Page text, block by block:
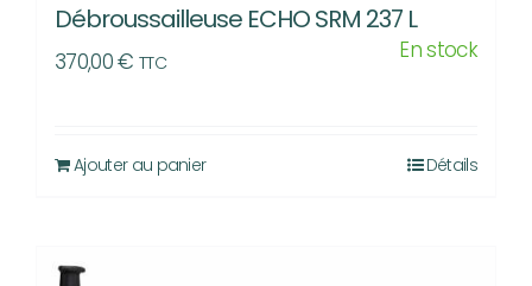
Débroussailleuse ECHO SRM 237 L
370,00€ TTC En stock
Ajouter au panier Détails